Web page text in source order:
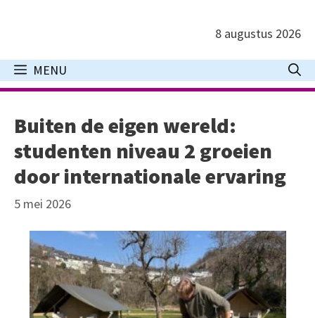
inhoud
8 augustus 2026
MENU
Buiten de eigen wereld:
studenten niveau 2 groeien
door internationale ervaring
5 mei 2026